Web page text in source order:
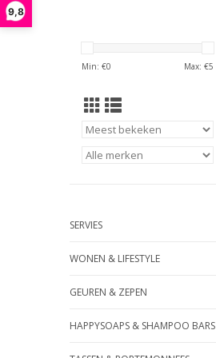
9,8
Min: €0 Max: €5
SERVIES
WONEN & LIFESTYLE
GEUREN & ZEPEN
HAPPYSOAPS & SHAMPOO BARS